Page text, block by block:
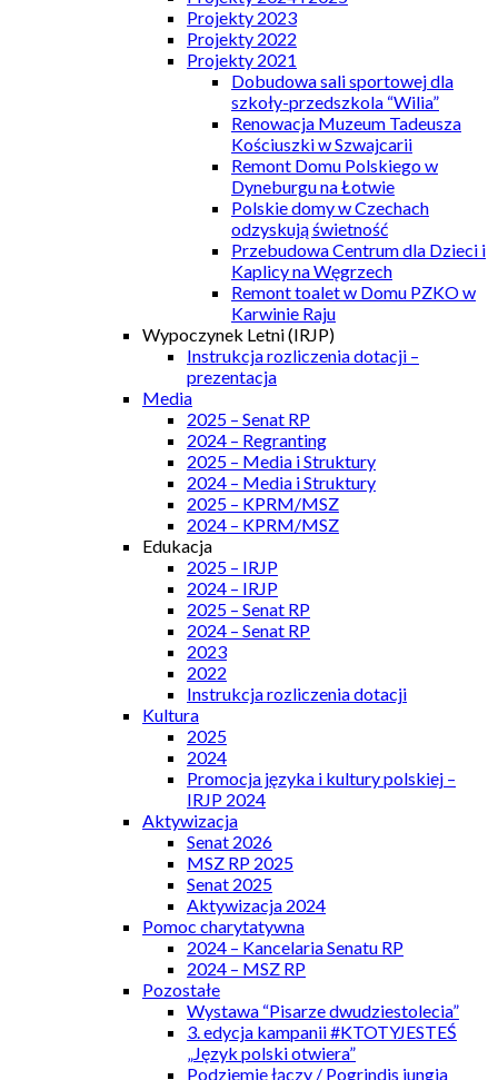
Projekty 2023
Projekty 2022
Projekty 2021
Dobudowa sali sportowej dla
szkoły-przedszkola “Wilia”
Renowacja Muzeum Tadeusza
Kościuszki w Szwajcarii
Remont Domu Polskiego w
Dyneburgu na Łotwie
Polskie domy w Czechach
odzyskują świetność
Przebudowa Centrum dla Dzieci i
Kaplicy na Węgrzech
Remont toalet w Domu PZKO w
Karwinie Raju
Wypoczynek Letni (IRJP)
Instrukcja rozliczenia dotacji –
prezentacja
Media
2025 – Senat RP
2024 – Regranting
2025 – Media i Struktury
2024 – Media i Struktury
2025 – KPRM/MSZ
2024 – KPRM/MSZ
Edukacja
2025 – IRJP
2024 – IRJP
2025 – Senat RP
2024 – Senat RP
2023
2022
Instrukcja rozliczenia dotacji
Kultura
2025
2024
Promocja języka i kultury polskiej –
IRJP 2024
Aktywizacja
Senat 2026
MSZ RP 2025
Senat 2025
Aktywizacja 2024
Pomoc charytatywna
2024 – Kancelaria Senatu RP
2024 – MSZ RP
Pozostałe
Wystawa “Pisarze dwudziestolecia”
3. edycja kampanii #KTOTYJESTEŚ
„Język polski otwiera”
Podziemie łączy / Pogrindis jungia